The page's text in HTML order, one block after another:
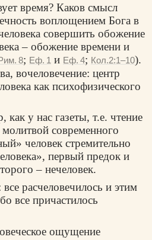
время? Каков смысл
воплощением Бога в
совершить обожение
– обожение времени и
8; Еф. 1 и Еф. 4; Кол.2:1–10).
вочеловечение: центр
как психофизического
как у нас газеты, т.е. чтение
молитвой современного
человек стремительно
первый предок и
– нечеловек.
расчеловечилось и этим
все причастилось
ощущение